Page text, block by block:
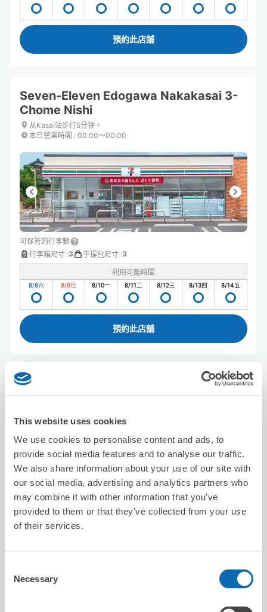
This website uses cookies
We use cookies to personalise content and ads, to
provide social media features and to analyse our traffic.
We also share information about your use of our site with
our social media, advertising and analytics partners who
may combine it with other information that you’ve
provided to them or that they’ve collected from your use
of their services.
Selection
Necessary
預約此店舖
Seven-Eleven Edogawa Nakakasai 3-
Chome Nishi
从Kasai站步行5分钟。
本日營業時間 : 00:00〜00:00
可保管的行李數
行李箱尺寸 :3 手提包尺寸 :3
利用可能時間
8/8六 8/9日 8/10一 8/11二 8/12三 8/13四 8/14五
預約此店舖
Seven-Eleven Edogawa Higashi-Kasai
本日營業時間: 00:00〜00:00
可保管的行李數
8/14 五